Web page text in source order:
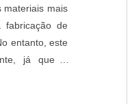
materiais mais
fabricação de
entanto, este
já que a
ambiente
isso, é cada